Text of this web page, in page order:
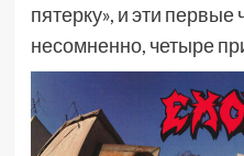
пятерку», и эти
несомненно, четыре